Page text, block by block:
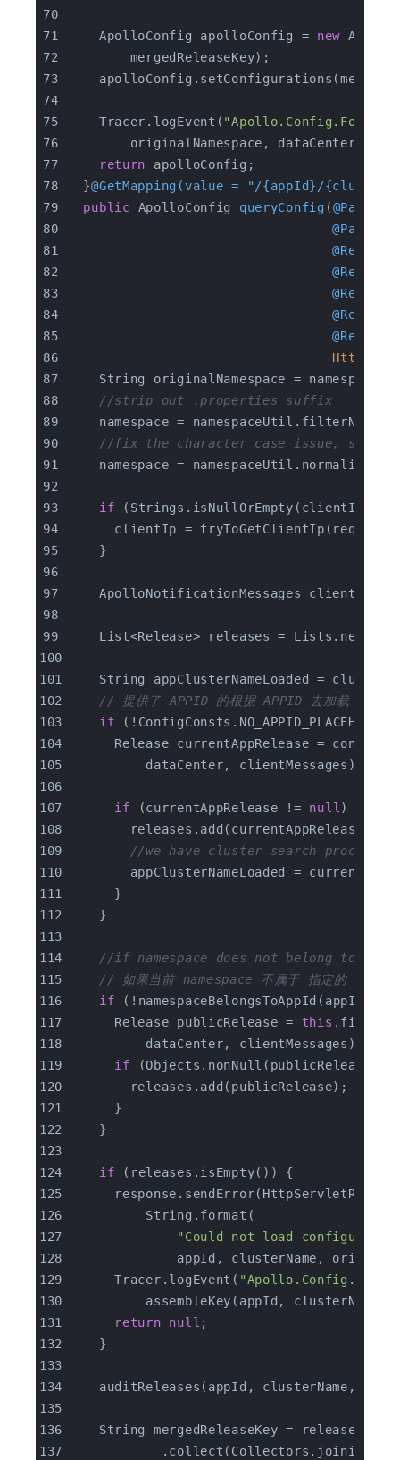
    ApolloConfig apolloConfig =
new
        mergedReleaseKey);
    Tracer.logEvent(
"Apollo.Config.Found"
        originalNamespace, dataCenter));
return apolloConfig;
  }
@GetMapping(value = "/{appId}/
public ApolloConfig queryConfig (
    String originalNamespace = namespace;
//strip out .properties suffix
namespace =
//fix the character case issue, such
namespace =
if (Strings.isNullOrEmpty(clientIp)) {
clientIp =
    }
ApolloNotificationMessages
List<Release> releases =
String appClusterNameLoaded =
// 提供了 APPID 的根据 APPID 去加载
if
Release currentAppRelease =
          dataCenter, clientMessages);
if (currentAppRelease != null) {
        releases.add(currentAppRelease);
//we have cluster search process,
appClusterNameLoaded =
      }
    }
//if namespace does not belong to
// 如果当前 namespace 不属于 指定的 appId
if (!namespaceBelongsToAppId(appId,
      Release publicRelease =
this
          dataCenter, clientMessages);
if (Objects.nonNull(publicRelease))
        releases.add(publicRelease);
      }
    }
if (releases.isEmpty()) {
          String.format(
"Could not load
appId, clusterName,
      Tracer.logEvent(
assembleKey(appId, clusterName,
return
null ;
    }
auditReleases(appId, clusterName,
String mergedReleaseKey =